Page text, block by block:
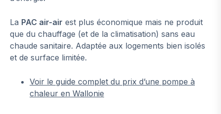
La PAC air-air est plus économique mais ne produit
que du chauffage (et de la climatisation) sans eau
chaude sanitaire. Adaptée aux logements bien isolés
et de surface limitée.
Voir le guide complet du prix d’une pompe à
chaleur en Wallonie